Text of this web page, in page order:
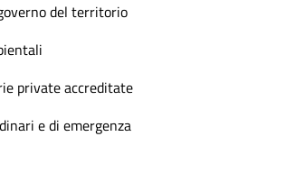
del territorio
private accreditate
e di emergenza